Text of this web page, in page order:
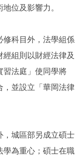
位及影響力。
修科目外，法學組係
經組則以財經法律及
習法庭」使同學將
，並設立「華岡法律
，城區部另成立碩士
學為重心；碩士在職